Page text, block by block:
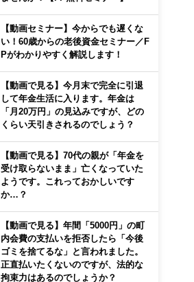
【動画セミナー】今からでも遅くな
い！60歳からの老後資金セミナー／F
Pがわかりやすく解説します！
【動画で見る】今月末で完全に引退
して年金生活に入ります。年金は
「月20万円」の見込みですが、どの
くらい天引きされるのでしょう？
【動画で見る】70代の親が「年金を
受け取らないまま」亡くなっていた
ようです。これっておかしいです
か…？
【動画で見る】年間「5000円」の町
内会費の支払いを拒否したら「今後
ゴミを捨てるな」と言われました。
正直払いたくないのですが、法的な
拘束力はあるのでしょうか？